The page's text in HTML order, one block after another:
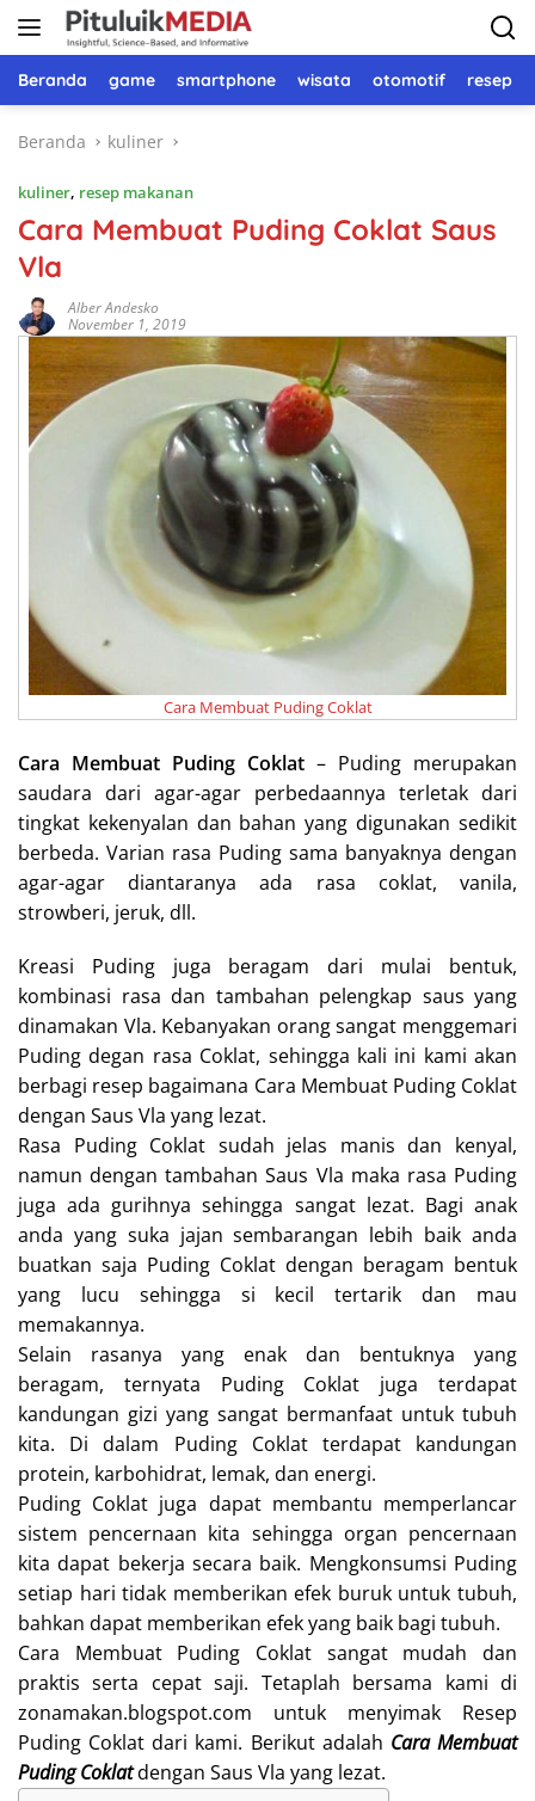
Langsung
Beranda game smartphone wisata otomotif resep
Beranda kuliner
kuliner, resep makanan
Cara Membuat Puding Coklat Saus
Vla
Alber Andesko
November 1, 2019
Cara Membuat Puding Coklat
Cara Membuat Puding Coklat – Puding merupakan
saudara dari agar-agar perbedaannya terletak dari
tingkat kekenyalan dan bahan yang digunakan sedikit
berbeda. Varian rasa Puding sama banyaknya dengan
agar-agar diantaranya ada rasa coklat, vanila,
strowberi, jeruk, dll.
Kreasi Puding juga beragam dari mulai bentuk,
kombinasi rasa dan tambahan pelengkap saus yang
dinamakan Vla. Kebanyakan orang sangat menggemari
Puding degan rasa Coklat, sehingga kali ini kami akan
berbagi resep bagaimana Cara Membuat Puding Coklat
dengan Saus Vla yang lezat.
Rasa Puding Coklat sudah jelas manis dan kenyal,
namun dengan tambahan Saus Vla maka rasa Puding
juga ada gurihnya sehingga sangat lezat. Bagi anak
anda yang suka jajan sembarangan lebih baik anda
buatkan saja Puding Coklat dengan beragam bentuk
yang lucu sehingga si kecil tertarik dan mau
memakannya.
Selain rasanya yang enak dan bentuknya yang
beragam, ternyata Puding Coklat juga terdapat
kandungan gizi yang sangat bermanfaat untuk tubuh
kita. Di dalam Puding Coklat terdapat kandungan
protein, karbohidrat, lemak, dan energi.
Puding Coklat juga dapat membantu memperlancar
sistem pencernaan kita sehingga organ pencernaan
kita dapat bekerja secara baik. Mengkonsumsi Puding
setiap hari tidak memberikan efek buruk untuk tubuh,
bahkan dapat memberikan efek yang baik bagi tubuh.
Cara Membuat Puding Coklat sangat mudah dan
praktis serta cepat saji. Tetaplah bersama kami di
zonamakan.blogspot.com untuk menyimak Resep
Puding Coklat dari kami. Berikut adalah Cara Membuat
Puding Coklatdengan Saus Vla yang lezat.